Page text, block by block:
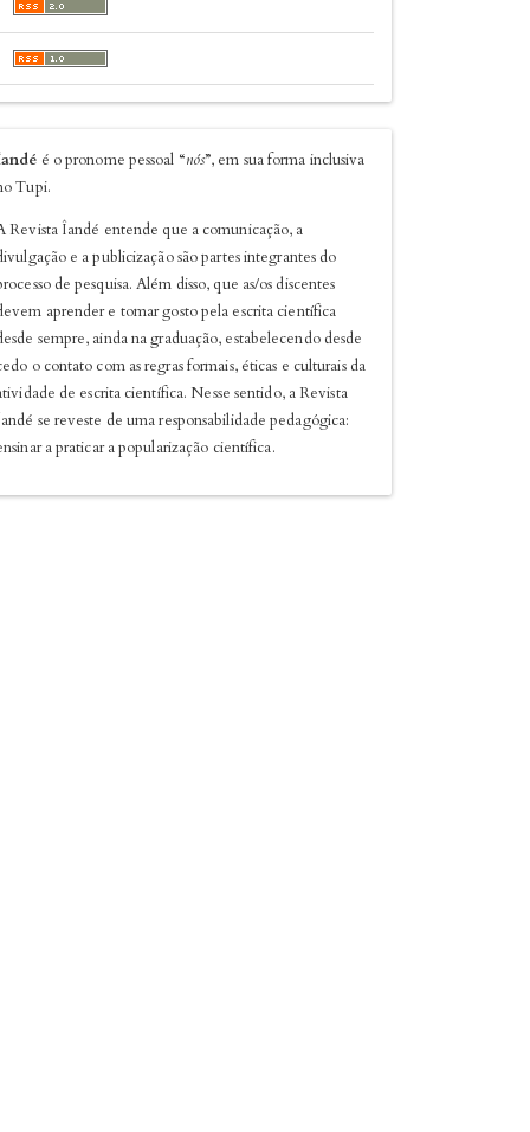
é o pronome pessoal “nós”, em sua forma inclusiva
Tupi.
Revista Îandé entende que a comunicação, a
e a publicização são partes integrantes do
de pesquisa. Além disso, que as/os discentes
aprender e tomar gosto pela escrita científica
sempre, ainda na graduação, estabelecendo desde
o contato com as regras formais, éticas e culturais da
de escrita científica. Nesse sentido, a Revista
se reveste de uma responsabilidade pedagógica:
a praticar a popularização científica.